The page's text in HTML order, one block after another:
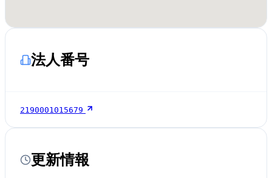
法人番号
2190001015679
更新情報